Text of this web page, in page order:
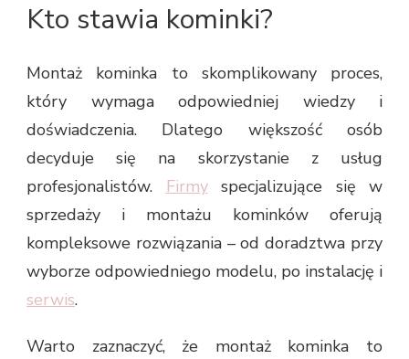
Kto stawia kominki?
Montaż kominka to skomplikowany proces,
który wymaga odpowiedniej wiedzy i
doświadczenia. Dlatego większość osób
decyduje się na skorzystanie z usług
profesjonalistów.
Firmyspecjalizujące się w
sprzedaży i montażu kominków oferują
kompleksowe rozwiązania – od doradztwa przy
wyborze odpowiedniego modelu, po instalację i
serwis.
Warto zaznaczyć, że montaż kominka to